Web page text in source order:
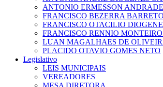
ANTONIO ERMESSON
FRANCISCO BEZERRA BARRETO
FRANCISCO OTACILIO
FRANCISCO RENNIO
LUAN MAGALHAES DE
PLACIDO OTAVIO GOMES NETO
Legislativo
LEIS MUNICIPAIS
VEREADORES
MESA DIRETORA